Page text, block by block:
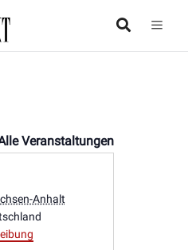
Veranstaltungen
Anhalt